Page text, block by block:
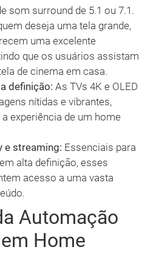
som surround de 5.1 ou 7.1.
deseja uma tela grande,
uma excelente
que os usuários assistam
de cinema em casa.
definição: As TVs 4K e OLED
nítidas e vibrantes,
experiência de um home
e streaming: Essenciais para
alta definição, esses
acesso a uma vasta
Automação
Home